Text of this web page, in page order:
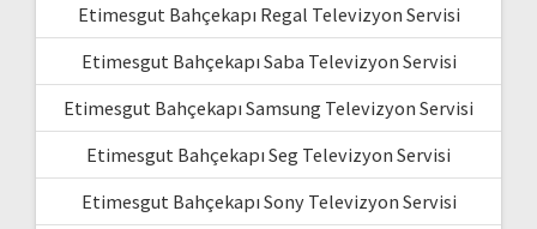
Etimesgut Bahçekapı Regal Televizyon Servisi
Etimesgut Bahçekapı Saba Televizyon Servisi
Etimesgut Bahçekapı Samsung Televizyon Servisi
Etimesgut Bahçekapı Seg Televizyon Servisi
Etimesgut Bahçekapı Sony Televizyon Servisi